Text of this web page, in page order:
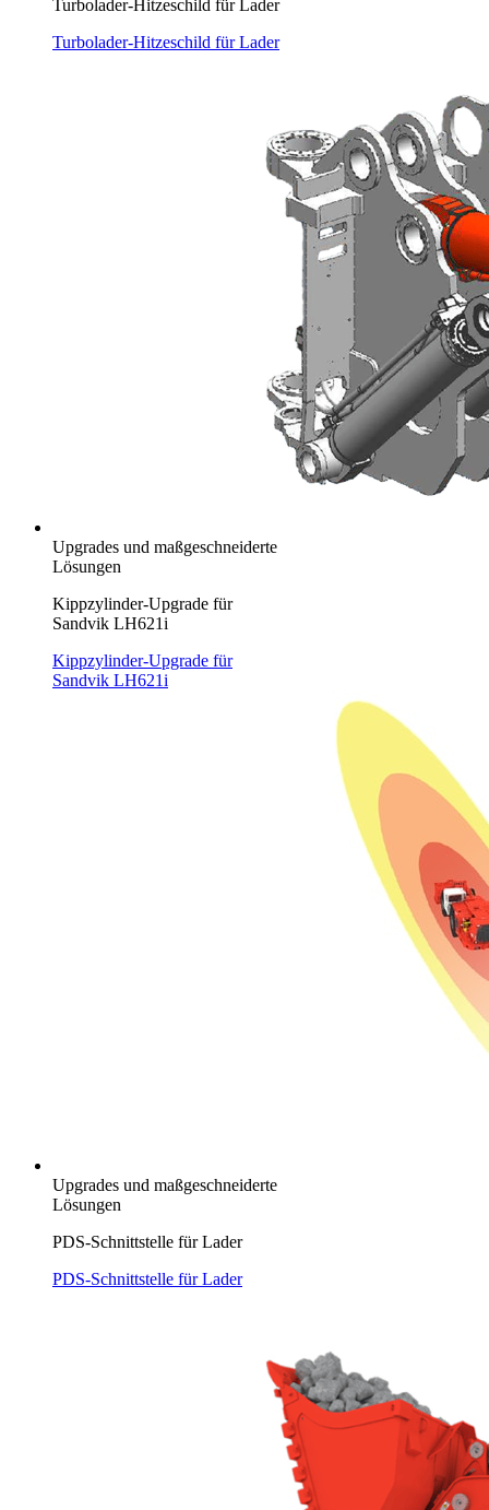
Turbolader-Hitzeschild für Lader
Turbolader-Hitzeschild für Lader
Upgrades und maßgeschneiderte
Lösungen
Kippzylinder-Upgrade für
Sandvik LH621i
Kippzylinder-Upgrade für
Sandvik LH621i
Upgrades und maßgeschneiderte
Lösungen
PDS-Schnittstelle für Lader
PDS-Schnittstelle für Lader